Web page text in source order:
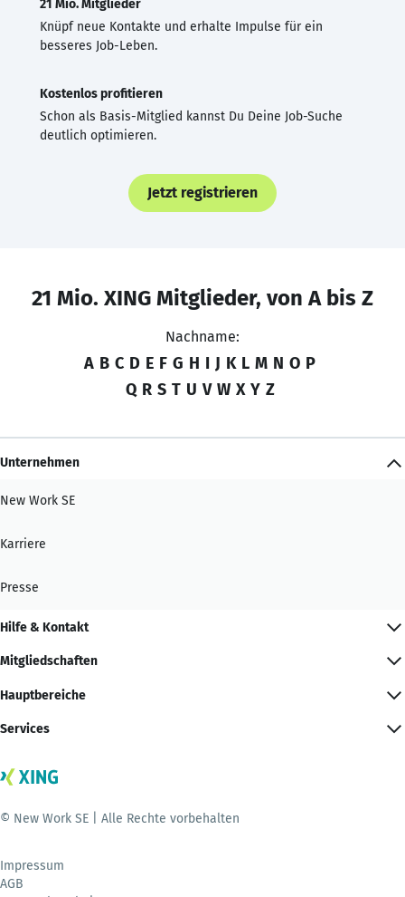
21 Mio. Mitglieder
Knüpf neue Kontakte und erhalte Impulse für ein
besseres Job-Leben.
Kostenlos profitieren
Schon als Basis-Mitglied kannst Du Deine Job-Suche
deutlich optimieren.
Jetzt registrieren
21 Mio. XING Mitglieder, von A bis Z
Nachname:
A B C D E F G H I J K L M N O P
Q R S T U V W X Y Z
Unternehmen
New Work SE
Karriere
Presse
Hilfe & Kontakt
Mitgliedschaften
Hauptbereiche
Services
© New Work SE | Alle Rechte vorbehalten
Impressum
AGB